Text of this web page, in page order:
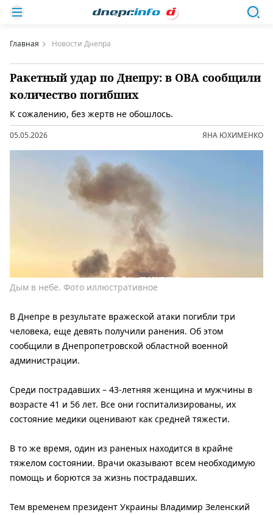
Главная Новости Днепра
Ракетный удар по Днепру: в ОВА сообщили
количество погибших
К сожалению, без жертв не обошлось.
05.05.2026 ЯНА ЮХИМЕНКО
Дым в небе. Фото иллюстративное
В Днепре в результате вражеской атаки погибли три
человека, еще девять получили ранения. Об этом
сообщили в Днепропетровской областной военной
администрации.
Среди пострадавших – 43-летняя женщина и мужчины в
возрасте 41 и 56 лет. Все они госпитализированы, их
состояние медики оценивают как средней тяжести.
В то же время, один из раненых находится в крайне
тяжелом состоянии. Врачи оказывают всем необходимую
помощь и борются за жизнь пострадавших.
Тем временем президент Украины Владимир Зеленский